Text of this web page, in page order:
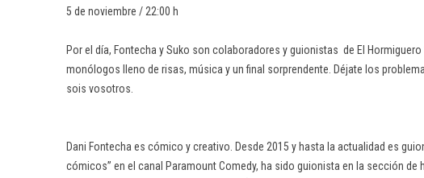
5 de noviembre / 22:00 h
Por el día, Fontecha y Suko son colaboradores y guionistas de El
monólogos lleno de risas, música y un final sorprendente. Déjate los
sois vosotros.
Dani Fontecha es cómico y creativo. Desde 2015 y hasta la actualidad es
cómicos” en el canal Paramount Comedy, ha sido guionista en la sección